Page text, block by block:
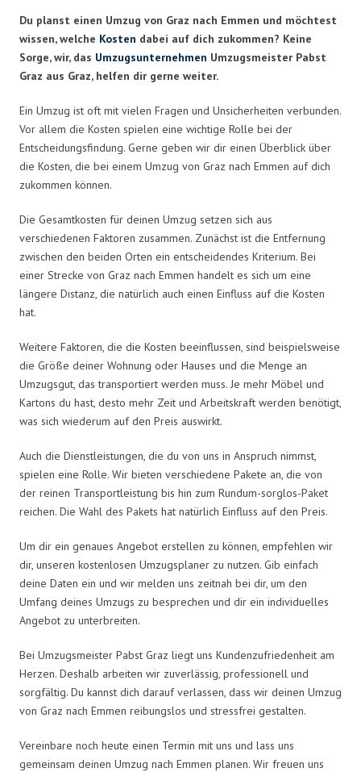
Du planst einen Umzug von Graz nach Emmen und möchtest
wissen, welche Kosten dabei auf dich zukommen? Keine
Sorge, wir, das Umzugsunternehmen Umzugsmeister Pabst
Graz aus Graz, helfen dir gerne weiter.
Ein Umzug ist oft mit vielen Fragen und Unsicherheiten verbunden.
Vor allem die Kosten spielen eine wichtige Rolle bei der
Entscheidungsfindung. Gerne geben wir dir einen Überblick über
die Kosten, die bei einem Umzug von Graz nach Emmen auf dich
zukommen können.
Die Gesamtkosten für deinen Umzug setzen sich aus
verschiedenen Faktoren zusammen. Zunächst ist die Entfernung
zwischen den beiden Orten ein entscheidendes Kriterium. Bei
einer Strecke von Graz nach Emmen handelt es sich um eine
längere Distanz, die natürlich auch einen Einfluss auf die Kosten
hat.
Weitere Faktoren, die die Kosten beeinflussen, sind beispielsweise
die Größe deiner Wohnung oder Hauses und die Menge an
Umzugsgut, das transportiert werden muss. Je mehr Möbel und
Kartons du hast, desto mehr Zeit und Arbeitskraft werden benötigt,
was sich wiederum auf den Preis auswirkt.
Auch die Dienstleistungen, die du von uns in Anspruch nimmst,
spielen eine Rolle. Wir bieten verschiedene Pakete an, die von
der reinen Transportleistung bis hin zum Rundum-sorglos-Paket
reichen. Die Wahl des Pakets hat natürlich Einfluss auf den Preis.
Um dir ein genaues Angebot erstellen zu können, empfehlen wir
dir, unseren kostenlosen Umzugsplaner zu nutzen. Gib einfach
deine Daten ein und wir melden uns zeitnah bei dir, um den
Umfang deines Umzugs zu besprechen und dir ein individuelles
Angebot zu unterbreiten.
Bei Umzugsmeister Pabst Graz liegt uns Kundenzufriedenheit am
Herzen. Deshalb arbeiten wir zuverlässig, professionell und
sorgfältig. Du kannst dich darauf verlassen, dass wir deinen Umzug
von Graz nach Emmen reibungslos und stressfrei gestalten.
Vereinbare noch heute einen Termin mit uns und lass uns
gemeinsam deinen Umzug nach Emmen planen. Wir freuen uns